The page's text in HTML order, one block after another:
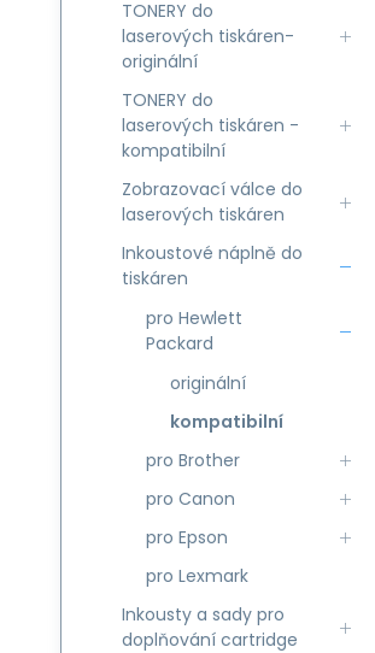
TONERY do
laserových tiskáren-
originální
TONERY do
laserových tiskáren -
kompatibilní
Zobrazovací válce do
laserových tiskáren
Inkoustové náplně do
tiskáren
pro Hewlett
Packard
originální
kompatibilní
pro Brother
pro Canon
pro Epson
pro Lexmark
Inkousty a sady pro
doplňování cartridge